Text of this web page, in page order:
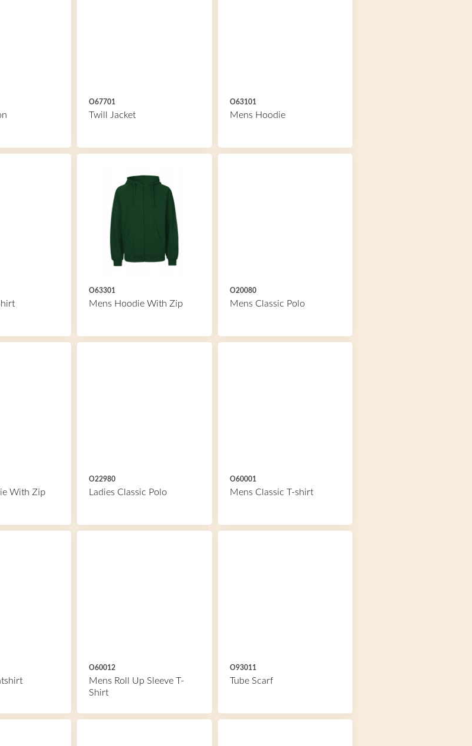
O67701
Twill Jacket
O63101
Mens Hoodie
O63301
Mens Hoodie With Zip
O20080
Mens Classic Polo
With Zip
O22980
Ladies Classic Polo
O60001
Mens Classic T-shirt
O60012
Mens Roll Up Sleeve T-
Shirt
O93011
Tube Scarf